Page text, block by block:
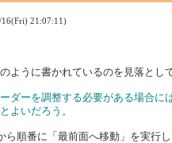
21:07:11)
ように書かれているのを見落とし
ダーを調整する必要がある場合
よいだろう。
ら順番に「最前面へ移動」を実行し